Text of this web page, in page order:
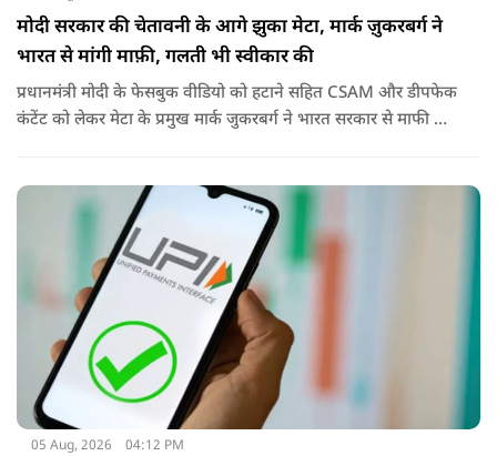
मोदी सरकार की चेतावनी के आगे झुका मेटा, मार्क ज़ुकरबर्ग ने
भारत से मांगी माफ़ी, गलती भी स्वीकार की
प्रधानमंत्री मोदी के फेसबुक वीडियो को हटाने सहित CSAM और डीपफेक
कंटेंट को लेकर मेटा के प्रमुख मार्क जुकरबर्ग ने भारत सरकार से माफी मांग
05 Aug, 2026 04:12 PM